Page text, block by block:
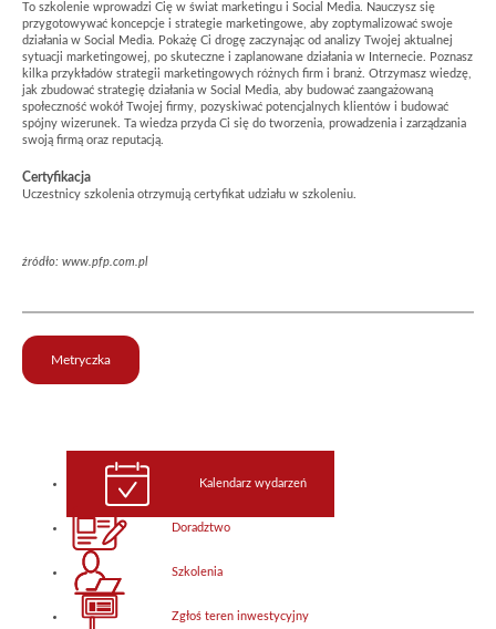
To szkolenie wprowadzi Cię w świat marketingu i Social Media. Nauczysz się
przygotowywać koncepcje i strategie marketingowe, aby zoptymalizować swoje
działania w Social Media. Pokażę Ci drogę zaczynając od analizy Twojej aktualnej
sytuacji marketingowej, po skuteczne i zaplanowane działania w Internecie. Poznasz
kilka przykładów strategii marketingowych różnych firm i branż. Otrzymasz wiedzę,
jak zbudować strategię działania w Social Media, aby budować zaangażowaną
społeczność wokół Twojej firmy, pozyskiwać potencjalnych klientów i budować
spójny wizerunek. Ta wiedza przyda Ci się do tworzenia, prowadzenia i zarządzania
swoją firmą oraz reputacją.
Certyfikacja
Uczestnicy szkolenia otrzymują certyfikat udziału w szkoleniu.
źródło: www.pfp.com.pl
Metryczka
Kalendarz wydarzeń
Doradztwo
Szkolenia
Zgłoś teren inwestycyjny